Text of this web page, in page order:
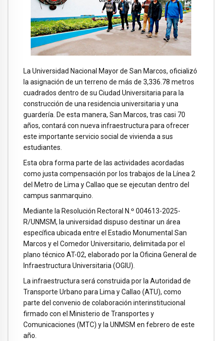
La Universidad Nacional Mayor de San Marcos, oficializó
la asignación de un terreno de más de 3,336.78 metros
cuadrados dentro de su Ciudad Universitaria para la
construcción de una residencia universitaria y una
guardería. De esta manera, San Marcos, tras casi 70
años, contará con nueva infraestructura para ofrecer
este importante servicio social de vivienda a sus
estudiantes.
Esta obra forma parte de las actividades acordadas
como justa compensación por los trabajos de la Línea 2
del Metro de Lima y Callao que se ejecutan dentro del
campus sanmarquino.
Mediante la Resolución Rectoral N.º 004613-2025-
R/UNMSM, la universidad dispuso destinar un área
específica ubicada entre el Estadio Monumental San
Marcos y el Comedor Universitario, delimitada por el
plano técnico AT-02, elaborado por la Oficina General de
Infraestructura Universitaria (OGIU).
La infraestructura será construida por la Autoridad de
Transporte Urbano para Lima y Callao (ATU), como
parte del convenio de colaboración interinstitucional
firmado con el Ministerio de Transportes y
Comunicaciones (MTC) y la UNMSM en febrero de este
año.